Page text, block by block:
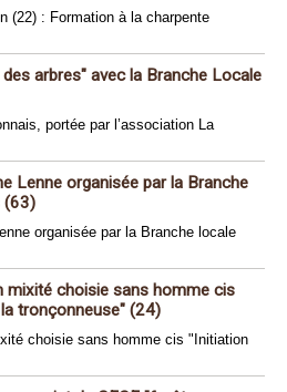
(22) : Formation à la charpente
des arbres" avec la Branche Locale
portée par l’association La
Lenne organisée par la Branche
(63)
organisée par la Branche locale
mixité choisie sans homme cis
tronçonneuse" (24)
choisie sans homme cis "Initiation